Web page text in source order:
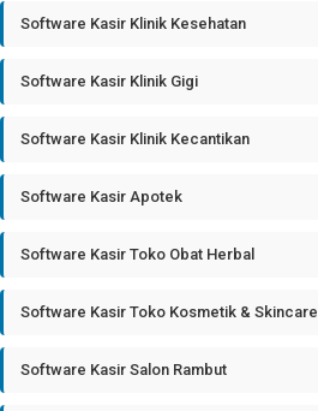
Software Kasir Klinik Kesehatan
Software Kasir Klinik Gigi
Software Kasir Klinik Kecantikan
Software Kasir Apotek
Software Kasir Toko Obat Herbal
Software Kasir Toko Kosmetik & Skincare
Software Kasir Salon Rambut